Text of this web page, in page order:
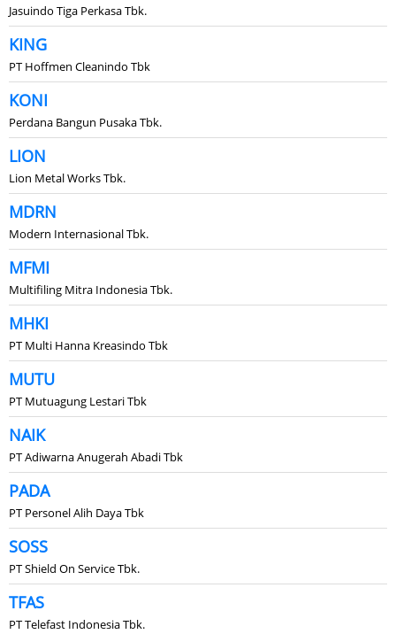
Jasuindo Tiga Perkasa Tbk.
KING
PT Hoffmen Cleanindo Tbk
KONI
Perdana Bangun Pusaka Tbk.
LION
Lion Metal Works Tbk.
MDRN
Modern Internasional Tbk.
MFMI
Multifiling Mitra Indonesia Tbk.
MHKI
PT Multi Hanna Kreasindo Tbk
MUTU
PT Mutuagung Lestari Tbk
NAIK
PT Adiwarna Anugerah Abadi Tbk
PADA
PT Personel Alih Daya Tbk
SOSS
PT Shield On Service Tbk.
TFAS
PT Telefast Indonesia Tbk.